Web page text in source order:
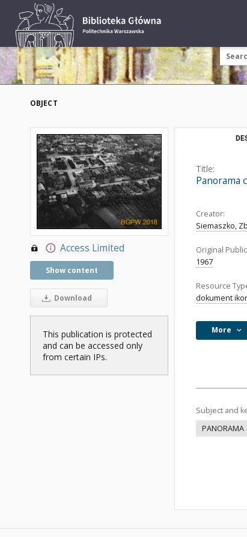
OBJECT
Access Limited
Show content
Download
This publication is protected
and can be accessed only
from certain IPs.
Title:
Panorama
Creator:
Siemaszko,
Original
1967
Resource
dokument
More
Subject and
PANORAMA